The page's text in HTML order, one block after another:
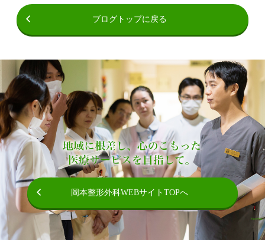
ブログトップに戻る
岡本整形外科WEBサイトTOPへ